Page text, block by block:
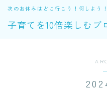
子育てを10倍楽しむブ
次のお休みはどこ行こう！何しよう！